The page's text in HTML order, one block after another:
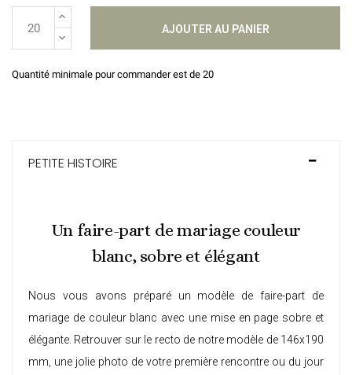
AJOUTER AU PANIER
Quantité minimale pour commander est de 20
PETITE HISTOIRE
Un faire-part de mariage couleur
blanc, sobre et élégant
Nous vous avons préparé un modèle de faire-part de
mariage de couleur blanc avec une mise en page sobre et
élégante. Retrouver sur le recto de notre modèle de 146x190
mm, une jolie photo de votre première rencontre ou du jour